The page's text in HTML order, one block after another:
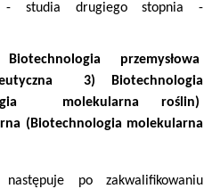
- studia drugiego stopnia -
przemysłowa
3)
Biotechnologia
molekularna roślin)
(Biotechnologia molekularna
po zakwalifikowaniu